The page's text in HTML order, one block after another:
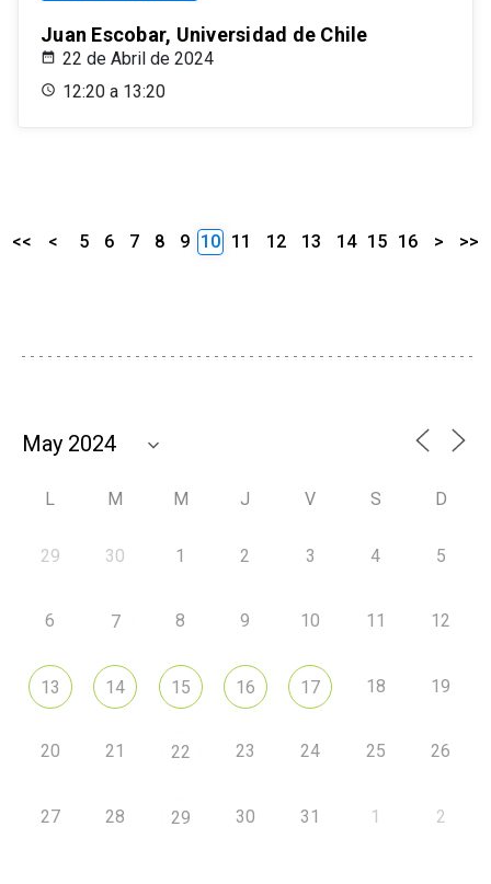
Juan Escobar, Universidad de Chile
22 de Abril de 2024
12:20 a 13:20
<< < 5 6 7 8 9 10 11 12 13 14 15 16 > >>
L M M J V S D
29 30 1 2 3 4 5
6 7 8 9 10 11 12
13 14 15 16 17 18 19
20 21 22 23 24 25 26
27 28 29 30 31 1 2